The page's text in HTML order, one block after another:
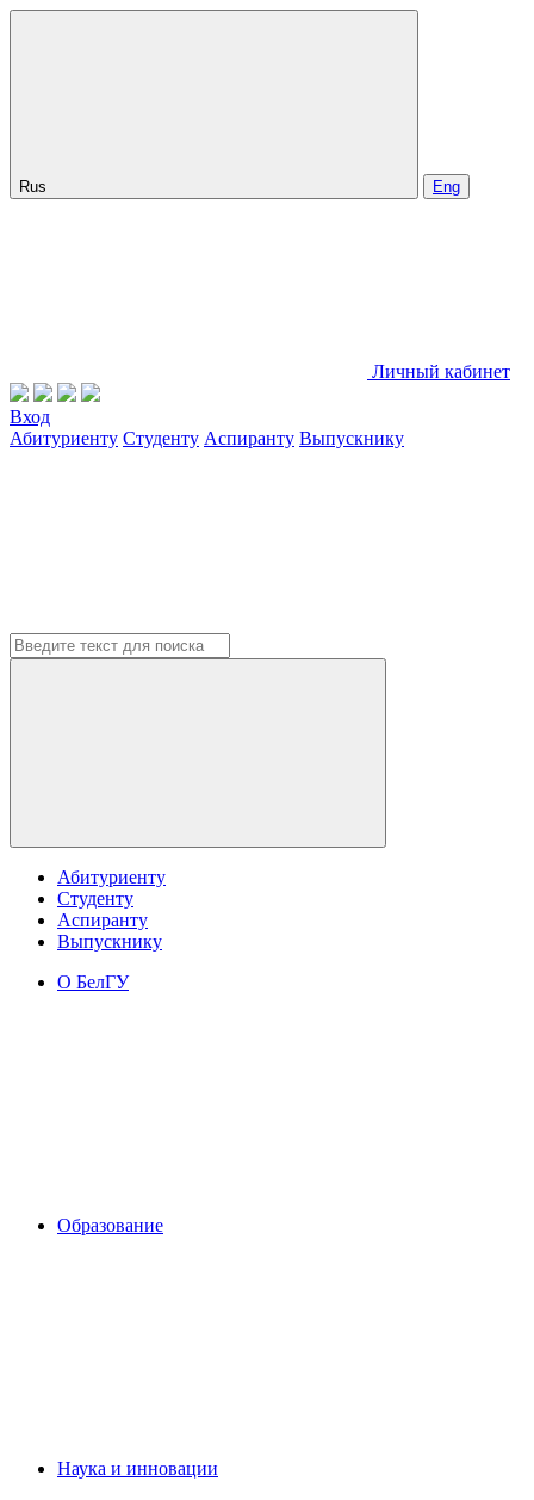
Rus Eng
Личный кабинет
Вход
Абитуриенту Студенту Аспиранту Выпускнику
Абитуриенту
Студенту
Аспиранту
Выпускнику
О БелГУ
Образование
Наука и инновации